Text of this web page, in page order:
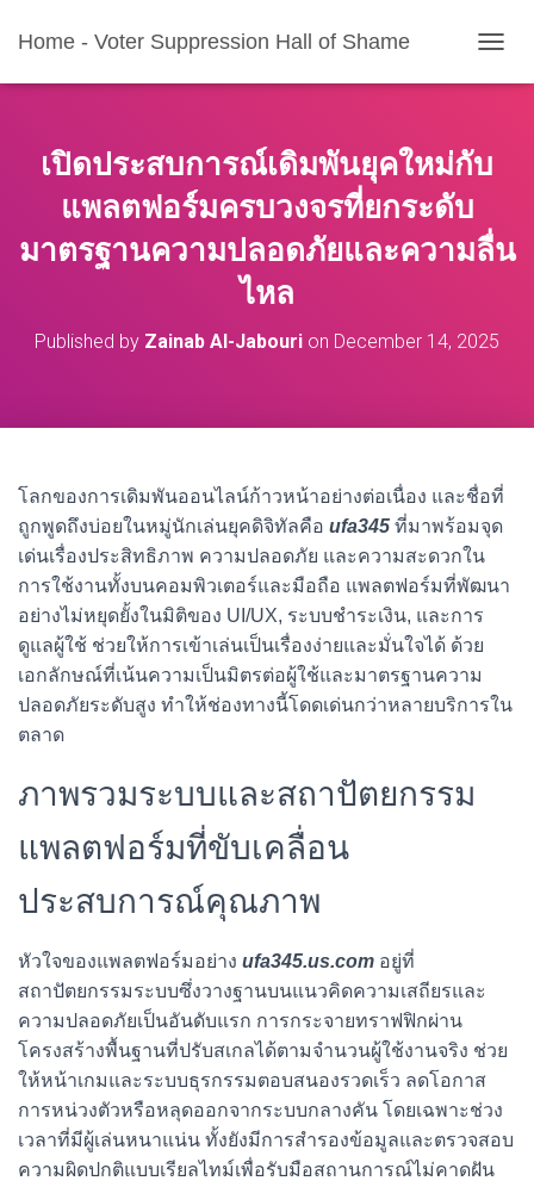
Home - Voter Suppression Hall of Shame
O
E
V
I
T
เปิดประสบการณ์เดิมพันยุคใหม่กับ
แพลตฟอร์มครบวงจรที่ยกระดับ
มาตรฐานความปลอดภัยและความลื่น
ไหล
Published by Zainab Al-Jabouri on December 14, 2025
โลกของการเดิมพันออนไลน์ก้าวหน้าอย่างต่อเนื่อง และชื่อที่
ถูกพูดถึงบ่อยในหมู่นักเล่นยุคดิจิทัลคือ ufa345 ที่มาพร้อมจุด
เด่นเรื่องประสิทธิภาพ ความปลอดภัย และความสะดวกใน
การใช้งานทั้งบนคอมพิวเตอร์และมือถือ แพลตฟอร์มที่พัฒนา
อย่างไม่หยุดยั้งในมิติของ UI/UX, ระบบชำระเงิน, และการ
ดูแลผู้ใช้ ช่วยให้การเข้าเล่นเป็นเรื่องง่ายและมั่นใจได้ ด้วย
เอกลักษณ์ที่เน้นความเป็นมิตรต่อผู้ใช้และมาตรฐานความ
ปลอดภัยระดับสูง ทำให้ช่องทางนี้โดดเด่นกว่าหลายบริการใน
ตลาด
ภาพรวมระบบและสถาปัตยกรรม
แพลตฟอร์มที่ขับเคลื่อน
ประสบการณ์คุณภาพ
หัวใจของแพลตฟอร์มอย่าง ufa345.us.com อยู่ที่
สถาปัตยกรรมระบบซึ่งวางฐานบนแนวคิดความเสถียรและ
ความปลอดภัยเป็นอันดับแรก การกระจายทราฟฟิกผ่าน
โครงสร้างพื้นฐานที่ปรับสเกลได้ตามจำนวนผู้ใช้งานจริง ช่วย
ให้หน้าเกมและระบบธุรกรรมตอบสนองรวดเร็ว ลดโอกาส
การหน่วงตัวหรือหลุดออกจากระบบกลางคัน โดยเฉพาะช่วง
เวลาที่มีผู้เล่นหนาแน่น ทั้งยังมีการสำรองข้อมูลและตรวจสอบ
ความผิดปกติแบบเรียลไทม์เพื่อรับมือสถานการณ์ไม่คาดฝัน